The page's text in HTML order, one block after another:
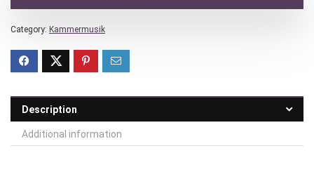
Category: Kammermusik
Description
Additional information